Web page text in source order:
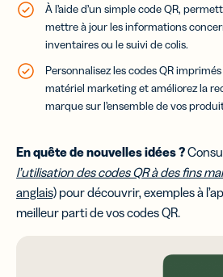
À l’aide d’un simple code QR,
mettre à jour les informations
inventaires ou le suivi de colis.
Personnalisez les codes QR
matériel marketing et améliorez la
marque sur l’ensemble de vos
En quête de nouvelles idées ?
l’utilisation des codes QR à des fins
anglais) pour découvrir, exemples à
meilleur parti de vos codes QR.